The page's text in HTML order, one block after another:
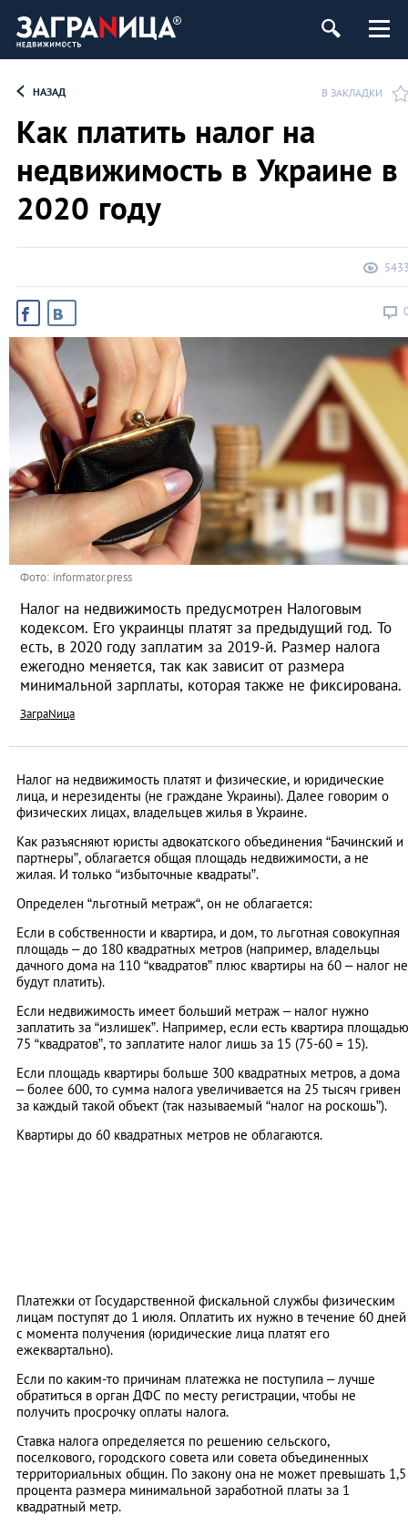
НАЗАД В ЗАКЛАДКИ
Как платить налог на
недвижимость в Украине в
2020 году
Фото: informator.press
Налог на недвижимость предусмотрен Налоговым
кодексом. Его украинцы платят за предыдущий год. То
есть, в 2020 году заплатим за 2019-й. Размер налога
ежегодно меняется, так как зависит от размера
минимальной зарплаты, которая также не фиксирована.
ЗаграNица
Налог на недвижимость платят и физические, и юридические
лица, и нерезиденты (не граждане Украины). Далее говорим о
физических лицах, владельцев жилья в Украине.
Как разъясняют юристы адвокатского объединения “Бачинский и
партнеры”, облагается общая площадь недвижимости, а не
жилая. И только “избыточные квадраты”.
Определен “льготный метраж“, он не облагается:
Если в собственности и квартира, и дом, то льготная совокупная
площадь – до 180 квадратных метров (например, владельцы
дачного дома на 110 “квадратов” плюс квартиры на 60 – налог не
будут платить).
Если недвижимость имеет больший метраж – налог нужно
заплатить за “излишек”. Например, если есть квартира площадью
75 “квадратов”, то заплатите налог лишь за 15 (75-60 = 15).
Если площадь квартиры больше 300 квадратных метров, а дома
– более 600, то сумма налога увеличивается на 25 тысяч гривен
за каждый такой объект (так называемый “налог на роскошь”).
Квартиры до 60 квадратных метров не облагаются.
Платежки от Государственной фискальной службы физическим
лицам поступят до 1 июля. Оплатить их нужно в течение 60 дней
с момента получения (юридические лица платят его
ежеквартально).
Если по каким-то причинам платежка не поступила – лучше
обратиться в орган ДФС по месту регистрации, чтобы не
получить просрочку оплаты налога.
Ставка налога определяется по решению сельского,
поселкового, городского совета или совета объединенных
территориальных общин. По закону она не может превышать 1,5
процента размера минимальной заработной платы за 1
квадратный метр.